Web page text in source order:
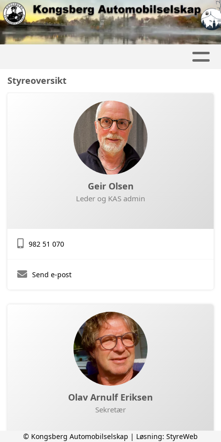
Styreoversikt
Geir Olsen
Leder og KAS admin
982 51 070
Send e-post
Olav Arnulf Eriksen
Sekretær
© Kongsberg Automobilselskap | Løsning: StyreWeb